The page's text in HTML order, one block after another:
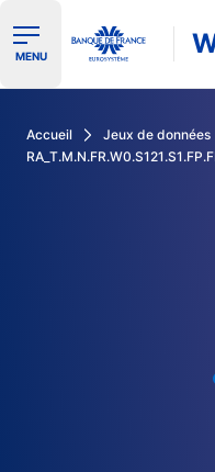
Ouvrir le menu de
MENU
Accueil Jeux de données